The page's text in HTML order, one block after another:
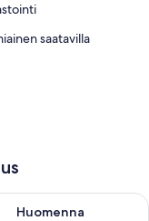
saatavilla
10
Huomenna
huomisen saatavuus